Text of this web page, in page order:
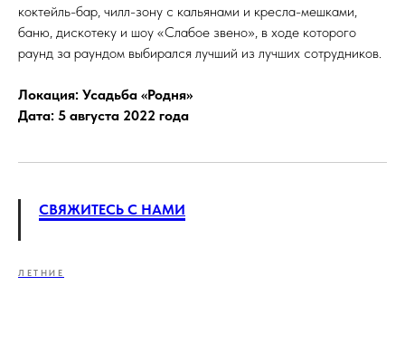
коктейль-бар, чилл-зону с кальянами и кресла-мешками,
баню, дискотеку и шоу «Слабое звено», в ходе которого
раунд за раундом выбирался лучший из лучших сотрудников.
Локация: Усадьба «Родня»
Дата: 5 августа 2022 года
СВЯЖИТЕСЬ С НАМИ
ЛЕТНИЕ